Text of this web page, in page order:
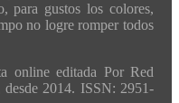
para gustos los colores,
no logre romper todos
online editada Por Red
desde 2014. ISSN: 2951-